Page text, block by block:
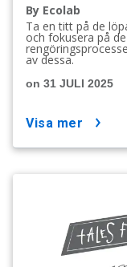
By Ecolab
Ta en titt på de
och fokusera på
av dessa.
on 31 JULI 2025
visa mer